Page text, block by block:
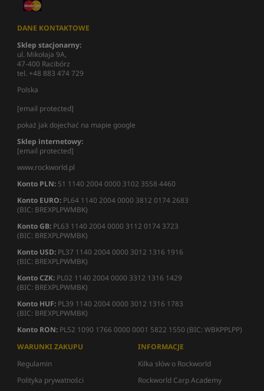
DANE KONTAKTOWE
Sklep stacjonarny:
ul. Mikołaja 9A,
47-400 Racibórz
tel. +48 883 474 729
Polska
[email protected]
pokaż jak dojechać na mapie google
Sklep internetowy:
[email protected]
www.rockworld.pl
Konto PLN: 51 1140 2004 0000 3102 3558 4460
Konto EURO: PL64 1140 2004 0000 3812 0174 2683
(BIC: BREXPLPWMBK)
Konto GB: PL63 1140 2004 0000 3112 0174 3723
(BIC: BREXPLPWMBK)
Konto USD: PL37 1140 2004 0000 3012 1316 1916
(BIC: BREXPLPWMBK)
Konto CZK: PL02 1140 2004 0000 3312 1316 1429
(BIC: BREXPLPWMBK)
Konto HUF: PL39 1140 2004 0000 3012 1316 1783
(BIC: BREXPLPWMBK)
Konto RON: PL52 1090 1766 0000 0001 5822 1550 (BIC: WBKPPLPP)
WARUNKI ZAKUPU
Regulamin
Polityka prywatności
INFORMACJE
Kilka słów o Rockworld
Rockworld Carp Academy